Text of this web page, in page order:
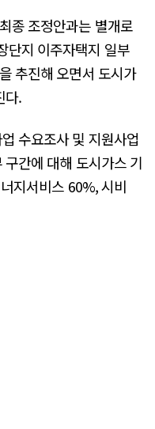
종 조정안과는 별개로
단지 이주자택지 일부
추진해 오면서 도시가
다.
수요조사 및 지원사업
간에 대해 도시가스 기
지서비스 60%, 시비